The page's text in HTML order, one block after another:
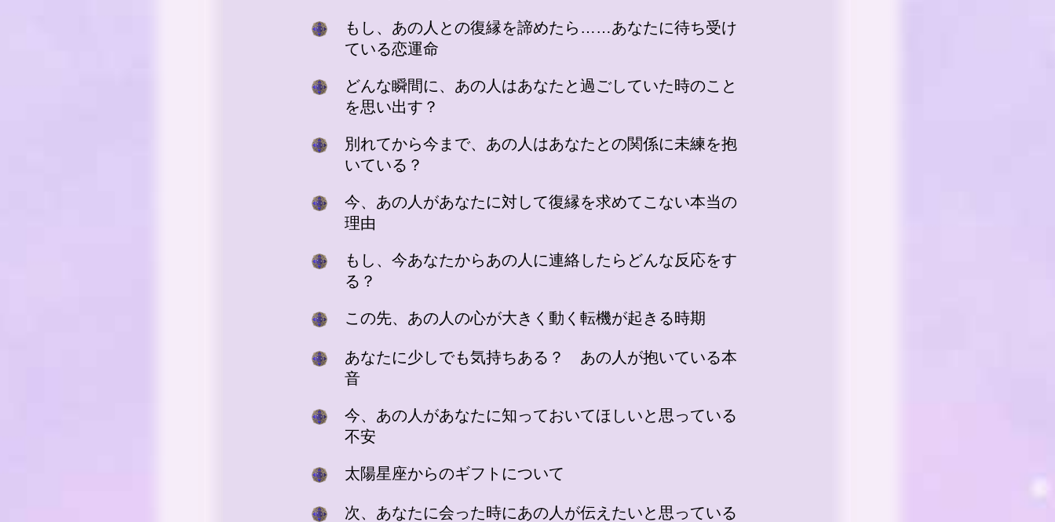
もし、あの人との復縁を諦めたら……あなたに待ち受け
ている恋運命
どんな瞬間に、あの人はあなたと過ごしていた時のこと
を思い出す？
別れてから今まで、あの人はあなたとの関係に未練を抱
いている？
今、あの人があなたに対して復縁を求めてこない本当の
理由
もし、今あなたからあの人に連絡したらどんな反応をす
る？
この先、あの人の心が大きく動く転機が起きる時期
あなたに少しでも気持ちある？ あの人が抱いている本
音
今、あの人があなたに知っておいてほしいと思っている
不安
太陽星座からのギフトについて
次、あなたに会った時にあの人が伝えたいと思っている